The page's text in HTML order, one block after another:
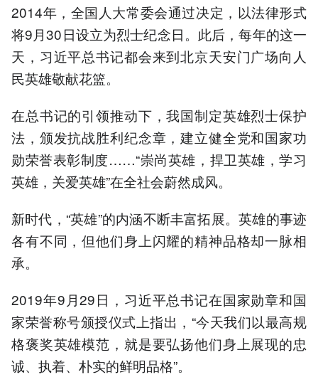
2014年，全国人大常委会通过决定，以法律形式
将9月30日设立为烈士纪念日。此后，每年的这一
天，习近平总书记都会来到北京天安门广场向人
民英雄敬献花篮。
在总书记的引领推动下，我国制定英雄烈士保护
法，颁发抗战胜利纪念章，建立健全党和国家功
勋荣誉表彰制度……“崇尚英雄，捍卫英雄，学习
英雄，关爱英雄”在全社会蔚然成风。
新时代，“英雄”的内涵不断丰富拓展。英雄的事迹
各有不同，但他们身上闪耀的精神品格却一脉相
承。
2019年9月29日，习近平总书记在国家勋章和国
家荣誉称号颁授仪式上指出，“今天我们以最高规
格褒奖英雄模范，就是要弘扬他们身上展现的忠
诚、执着、朴实的鲜明品格”。